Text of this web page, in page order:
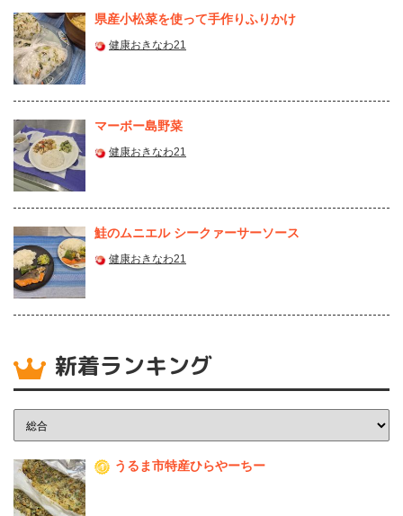
県産⼩松菜を使って⼿作りふりかけ
健康おきなわ21
マーボー島野菜
健康おきなわ21
鮭のムニエル シークァーサーソース
健康おきなわ21
新着ランキング
1 うるま市特産ひらやーちー